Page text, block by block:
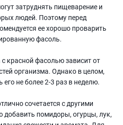
затруднять пищеварение и
людей. Поэтому перед
ее хорошо проварить
фасоль.
красной фасолью зависит от
организма. Однако в целом,
его не более 2-3 раз в неделю.
сочетается с другими
помидоры, огурцы, лук,